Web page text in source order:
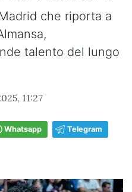
che riporta a
talento del lungo
11:27
Whatsapp Telegram